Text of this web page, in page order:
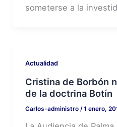
someterse a la
Actualidad
Cristina de Borbón
de la doctrina Botín
Carlos-administro /1 enero,